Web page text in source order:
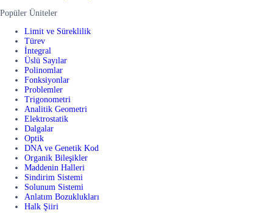
Popüler Üniteler
Limit ve Süreklilik
Türev
İntegral
Üslü Sayılar
Polinomlar
Fonksiyonlar
Problemler
Trigonometri
Analitik Geometri
Elektrostatik
Dalgalar
Optik
DNA ve Genetik Kod
Organik Bileşikler
Maddenin Halleri
Sindirim Sistemi
Solunum Sistemi
Anlatım Bozuklukları
Halk Şiiri